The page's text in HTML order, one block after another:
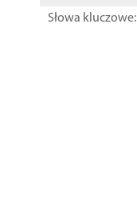
Słowa kluczowe: